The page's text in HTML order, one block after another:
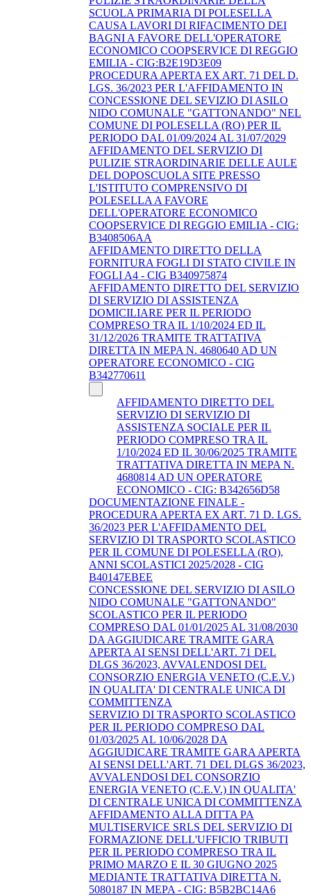
SCUOLA PRIMARIA DI POLESELLA
CAUSA LAVORI DI RIFACIMENTO DEI
BAGNI A FAVORE DELL'OPERATORE
ECONOMICO COOPSERVICE DI REGGIO
EMILIA - CIG:B2E19D3E09
PROCEDURA APERTA EX ART. 71 DEL D.
LGS. 36/2023 PER L'AFFIDAMENTO IN
CONCESSIONE DEL SEVIZIO DI ASILO
NIDO COMUNALE "GATTONANDO" NEL
COMUNE DI POLESELLA (RO) PER IL
PERIODO DAL 01/09/2024 AL 31/07/2029
AFFIDAMENTO DEL SERVIZIO DI
PULIZIE STRAORDINARIE DELLE AULE
DEL DOPOSCUOLA SITE PRESSO
L'ISTITUTO COMPRENSIVO DI
POLESELLA A FAVORE
DELL'OPERATORE ECONOMICO
COOPSERVICE DI REGGIO EMILIA - CIG:
B3408506AA
AFFIDAMENTO DIRETTO DELLA
FORNITURA FOGLI DI STATO CIVILE IN
FOGLI A4 - CIG B340975874
AFFIDAMENTO DIRETTO DEL SERVIZIO
DI SERVIZIO DI ASSISTENZA
DOMICILIARE PER IL PERIODO
COMPRESO TRA IL 1/10/2024 ED IL
31/12/2026 TRAMITE TRATTATIVA
DIRETTA IN MEPA N. 4680640 AD UN
OPERATORE ECONOMICO - CIG
B342770611
AFFIDAMENTO DIRETTO DEL
SERVIZIO DI SERVIZIO DI
ASSISTENZA SOCIALE PER IL
PERIODO COMPRESO TRA IL
1/10/2024 ED IL 30/06/2025 TRAMITE
TRATTATIVA DIRETTA IN MEPA N.
4680814 AD UN OPERATORE
ECONOMICO - CIG: B342656D58
DOCUMENTAZIONE FINALE -
PROCEDURA APERTA EX ART. 71 D. LGS.
36/2023 PER L'AFFIDAMENTO DEL
SERVIZIO DI TRASPORTO SCOLASTICO
PER IL COMUNE DI POLESELLA (RO),
ANNI SCOLASTICI 2025/2028 - CIG
B40147EBEE
CONCESSIONE DEL SERVIZIO DI ASILO
NIDO COMUNALE "GATTONANDO"
SCOLASTICO PER IL PERIODO
COMPRESO DAL 01/01/2025 AL 31/08/2030
DA AGGIUDICARE TRAMITE GARA
APERTA AI SENSI DELL'ART. 71 DEL
DLGS 36/2023, AVVALENDOSI DEL
CONSORZIO ENERGIA VENETO (C.E.V.)
IN QUALITA' DI CENTRALE UNICA DI
COMMITTENZA
SERVIZIO DI TRASPORTO SCOLASTICO
PER IL PERIODO COMPRESO DAL
01/03/2025 AL 10/06/2028 DA
AGGIUDICARE TRAMITE GARA APERTA
AI SENSI DELL'ART. 71 DEL DLGS 36/2023,
AVVALENDOSI DEL CONSORZIO
ENERGIA VENETO (C.E.V.) IN QUALITA'
DI CENTRALE UNICA DI COMMITTENZA
AFFIDAMENTO ALLA DITTA PA
MULTISERVICE SRLS DEL SERVIZIO DI
FORMAZIONE DELL'UFFICIO TRIBUTI
PER IL PERIODO COMPRESO TRA IL
PRIMO MARZO E IL 30 GIUGNO 2025
MEDIANTE TRATTATIVA DIRETTA N.
5080187 IN MEPA - CIG: B5B2BC14A6